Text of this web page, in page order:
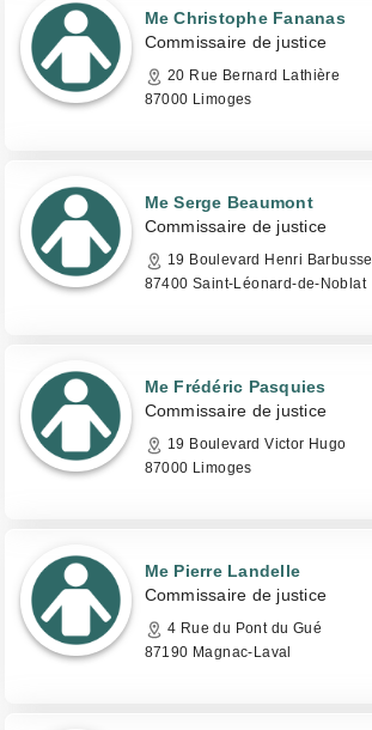
Me Christophe Fananas
Commissaire de justice
20 Rue Bernard Lathière
87000 Limoges
Me Serge Beaumont
Commissaire de justice
19 Boulevard Henri Barbusse
87400 Saint-Léonard-de-Noblat
Me Frédéric Pasquies
Commissaire de justice
19 Boulevard Victor Hugo
87000 Limoges
Me Pierre Landelle
Commissaire de justice
4 Rue du Pont du Gué
87190 Magnac-Laval